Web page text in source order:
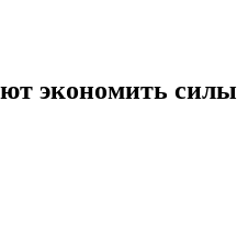
экономить силы